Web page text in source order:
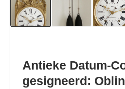
Antieke Datum-
gesigneerd: